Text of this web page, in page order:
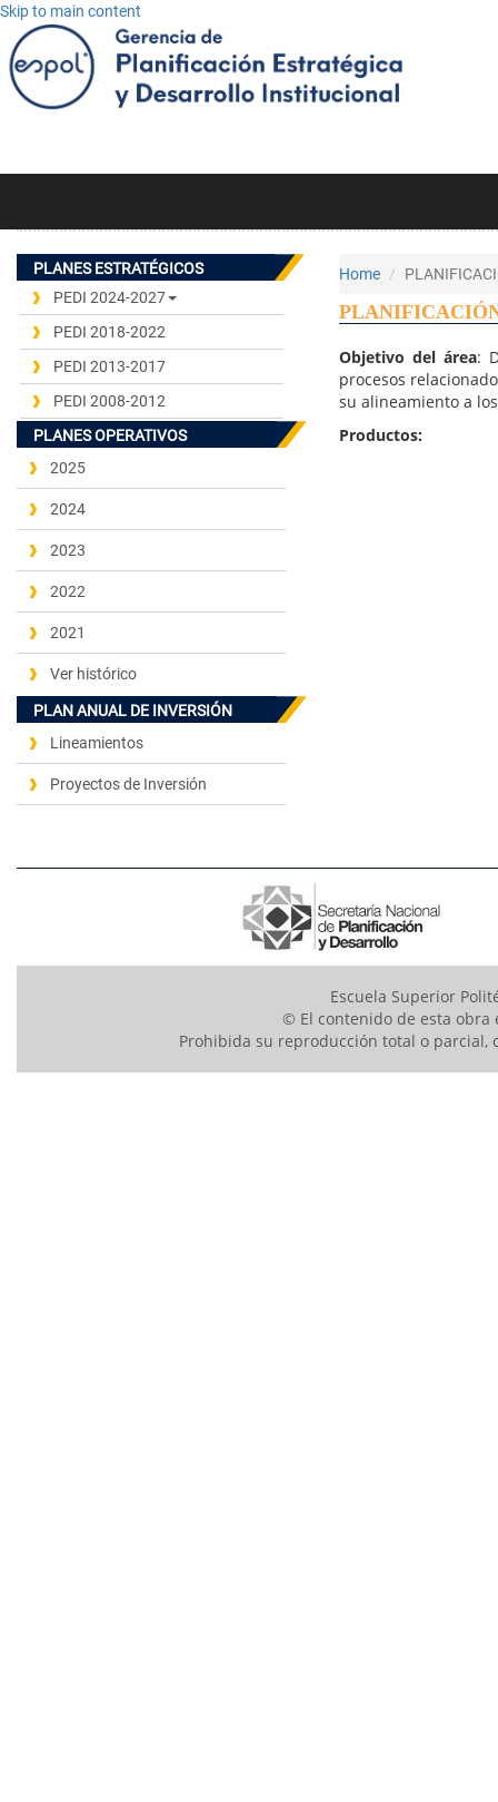
Skip to main content
PLANES ESTRATÉGICOS
PEDI 2024-2027
PEDI 2018-2022
PEDI 2013-2017
PEDI 2008-2012
PLANES OPERATIVOS
2025
2024
2023
2022
2021
Ver histórico
PLAN ANUAL DE INVERSIÓN
Lineamientos
Proyectos de Inversión
Home
Objetivo del área:
procesos
su alineamiento a
Productos:
Escuela Superior
© El contenido de esta obra
Prohibida su reproducción total o